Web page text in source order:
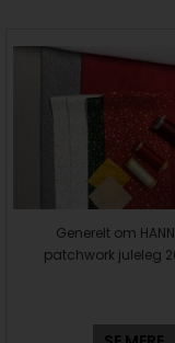
Generelt om
patchwork juleleg